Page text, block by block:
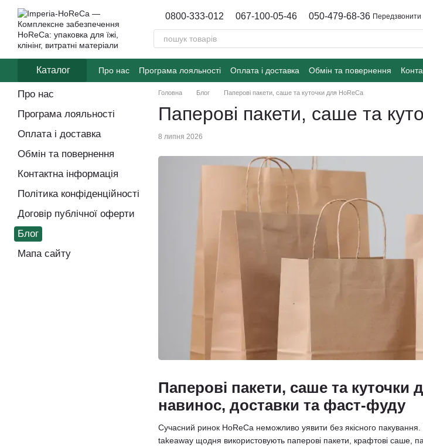
Перейти до основного контенту
0800-333-012 067-100-05-46 050-479-68-36
Каталог Про нас Програма лояльності Оплата і доставка Обмін та повернення
Договір публічної оферти
Блог
Головна Блог Паперові пакети, саше та куточки для HoReCa
Паперові пакети, саше та
8 липня 2026
Паперові пакети, саше та куточки
навинос, доставки та фаст-фуду
Сучасний ринок HoReCa неможливо уявити без якісного
takeaway щодня використовують паперові пакети, крафтові саше,
Про нас
Програма лояльності
Оплата і доставка
Обмін та повернення
Контактна інформація
Політика конфіденційності
Договір публічної оферти
Блог
Мапа сайту